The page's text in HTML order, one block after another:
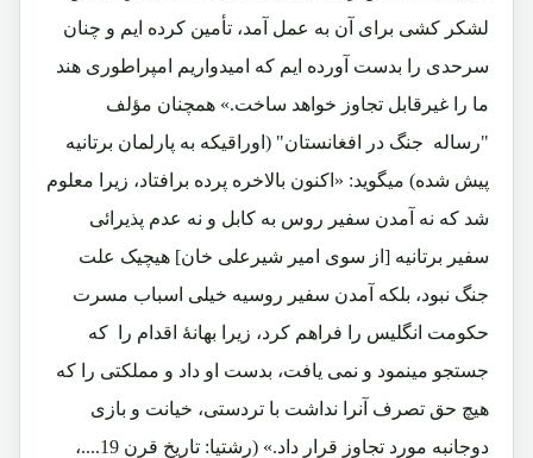
لشکر کشی برای آن به عمل آمد، تأمین کرده ایم و چنان
سرحدی را بدست آورده ایم که امیدواریم امپراطوری هند
ما را غیرقابل تجاوز خواهد ساخت.» همچنان مؤلف
"رساله جنگ در افغانستان" (اوراقیکه به پارلمان برتانیه
پیش شده) میگوید: «اکنون بالاخره پرده برافتاد، زیرا معلوم
شد که نه آمدن سفیر روس به کابل و نه عدم پذیرائی
سفیر برتانیه [از سوی امیر شیرعلی خان] هیچیک علت
جنگ نبود، بلکه آمدن سفیر روسیه خیلی اسباب مسرت
حکومت انگلیس را فراهم کرد، زیرا بهانۀ اقدام را که
جستجو مینمود و نمی یافت، بدست او داد و مملکتی را که
هیچ حق تصرف آنرا نداشت با تردستی، خیانت و بازی
دوجانبه مورد تجاوز قرار داد.»
(رشتیا: تاریخ قرن 19....،